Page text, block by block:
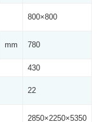
800×800
mm 780
430
22
2850×2250×5350